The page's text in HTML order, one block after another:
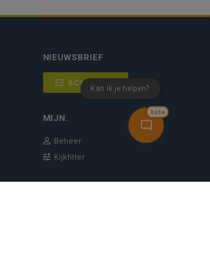
bèta
Kan ik je helpen?
NIEUWSBRIEF
SCHRIJF IN
MIJN.
Beheer
Kijkfilter